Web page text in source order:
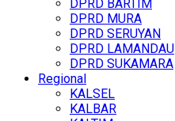
DPRD BARTIM
DPRD MURA
DPRD SERUYAN
DPRD LAMANDAU
DPRD SUKAMARA
Regional
KALSEL
KALBAR